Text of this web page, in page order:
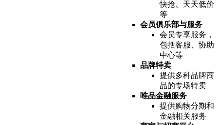
快抢、天天低价
等
会员俱乐部与服务
会员专享服务，
包括客服、协助
中心等
品牌特卖
提供多种品牌商
品的专场特卖
唯品金融服务
提供购物分期和
金融相关服务